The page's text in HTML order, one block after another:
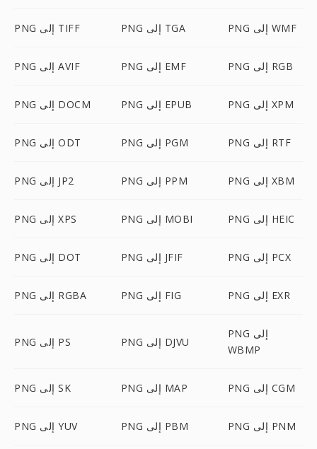
PNG إلى TIFF PNG إلى TGA PNG إلى WMF
PNG إلى AVIF PNG إلى EMF PNG إلى RGB
PNG إلى DOCM PNG إلى EPUB PNG إلى XPM
PNG إلى ODT PNG إلى PGM PNG إلى RTF
PNG إلى JP2 PNG إلى PPM PNG إلى XBM
PNG إلى XPS PNG إلى MOBI PNG إلى HEIC
PNG إلى DOT PNG إلى JFIF PNG إلى PCX
PNG إلى RGBA PNG إلى FIG PNG إلى EXR
PNG إلى PS PNG إلى DJVU
PNG إلى
WBMP
PNG إلى SK PNG إلى MAP PNG إلى CGM
PNG إلى YUV PNG إلى PBM PNG إلى PNM